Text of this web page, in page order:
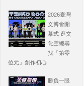
2026臺灣
文博會開
幕式 逛文
化空總尋
找「第零
位元」創作初心
勝負一眼